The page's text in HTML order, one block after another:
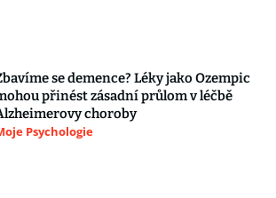
se demence? Léky jako Ozempic
přinést zásadní průlom v léčbě
choroby
Psychologie